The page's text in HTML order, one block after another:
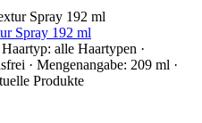
Spray 192 ml
alle Haartypen ·
· Mengenangabe: 209 ml ·
Produkte